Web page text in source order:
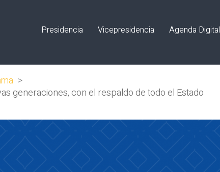
Presidencia Vicepresidencia Agenda Digital
>
generaciones, con el respaldo de todo el Estado